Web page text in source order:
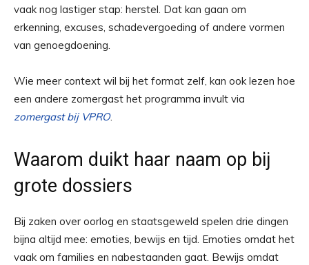
vaak nog lastiger stap: herstel. Dat kan gaan om
erkenning, excuses, schadevergoeding of andere vormen
van genoegdoening.
Wie meer context wil bij het format zelf, kan ook lezen hoe
een andere zomergast het programma invult via
zomergast bij VPRO.
Waarom duikt haar naam op bij
grote dossiers
Bij zaken over oorlog en staatsgeweld spelen drie dingen
bijna altijd mee: emoties, bewijs en tijd. Emoties omdat het
vaak om families en nabestaanden gaat. Bewijs omdat